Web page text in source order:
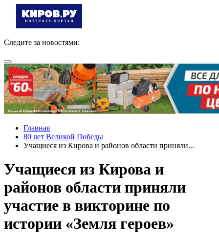
Следите за новостями:
Главная
80 лет Великой Победы
Учащиеся из Кирова и районов области приняли...
Учащиеся из Кирова и
районов области приняли
участие в викторине по
истории «Земля героев»